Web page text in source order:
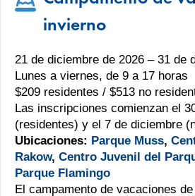
invierno
21 de diciembre de 2026 – 31 de
Lunes a viernes, de 9 a 17 horas
$209 residentes / $513 no
Las inscripciones comienzan el
(residentes) y el 7 de diciembre
Ubicaciones: Parque Muss,
Rakow, Centro Juvenil del
Parque Flamingo
El campamento de vacaciones